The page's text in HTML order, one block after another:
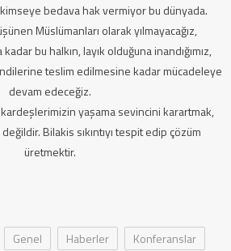
bedava hak vermiyor bu dünyada.
Müslümanları olarak yılmayacağız,
bu halkın, layık olduğuna inandığımız,
teslim edilmesine kadar mücadeleye
devam edeceğiz.
kardeşlerimizin yaşama sevincini karartmak,
Bilakis sıkıntıyı tespit edip çözüm
üretmektir.
Genel Haberler
Konferanslar